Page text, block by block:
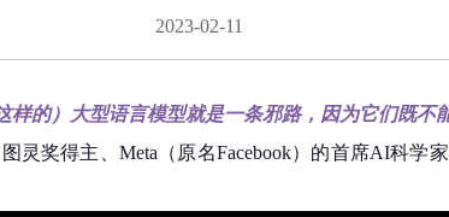
2023-02-11
样的）大型语言模型就是一条邪路，因为它们既不
灵奖得主、Meta（原名Facebook）的首席AI科学